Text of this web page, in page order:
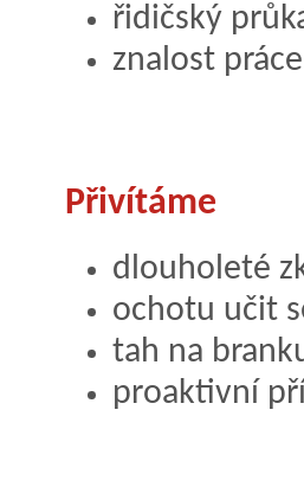
řidičský
znalost
Přivítáme
dlouholeté
ochotu učit
tah na
proaktivní